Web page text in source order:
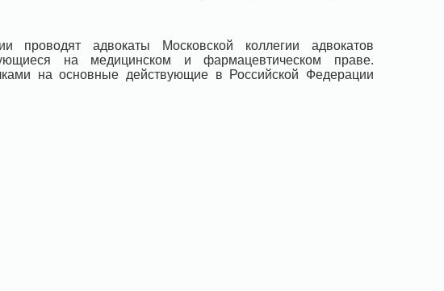
проводят адвокаты Московской коллегии адвокатов
на медицинском и фармацевтическом праве.
на основные действующие в Российской Федерации